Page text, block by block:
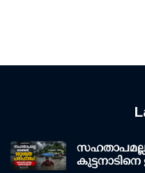
സഹതാപമല്ല